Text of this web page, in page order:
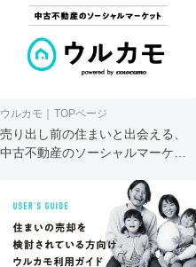
ウルカモ｜TOPページ
売り出し前の住まいと出会える、
中古不動産のソーシャルマーケッ